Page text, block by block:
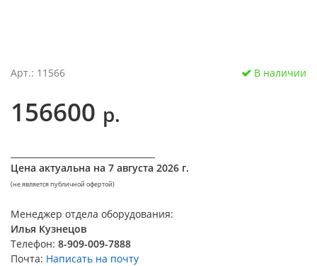
Арт.: 11566 В наличии
156600 р.
Цена актуальна на 7 августа 2026 г.
(не является публичной офертой)
Менеджер отдела оборудования:
Илья Кузнецов
Телефон: 8-909-009-7888
Почта: Написать на почту